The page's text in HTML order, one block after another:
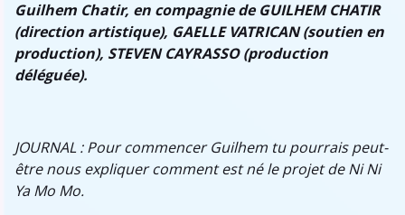
Guilhem Chatir, en compagnie de GUILHEM CHATIR
(direction artistique), GAELLE VATRICAN (soutien en
production), STEVEN CAYRASSO (production
déléguée).
JOURNAL : Pour commencer Guilhem tu pourrais peut-
être nous expliquer comment est né le projet de Ni Ni
Ya Mo Mo.